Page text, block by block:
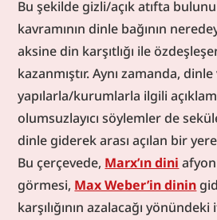
Bu şekilde gizli/açık atıfta
kavramının dinle bağının
aksine din karşıtlığı ile
kazanmıştır. Aynı zamanda,
yapılarla/kurumlarla ilgili
olumsuzlayıcı söylemler de
dinle giderek arası açılan bir
Bu çerçevede, Marx’ın dini
görmesi, Max Weber’in dinin
karşılığının azalacağı